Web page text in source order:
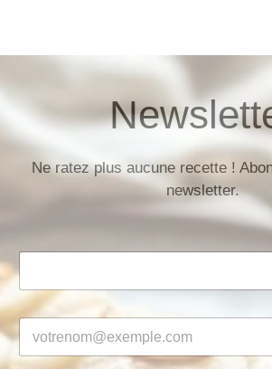
Ne ratez plus aucune recette !
newsletter.